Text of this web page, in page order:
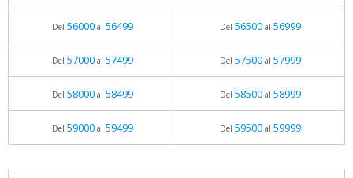
Del 56000al 56499 Del 56500al 56999
Del 57000al 57499 Del 57500al 57999
Del 58000al 58499 Del 58500al 58999
Del 59000al 59499 Del 59500al 59999